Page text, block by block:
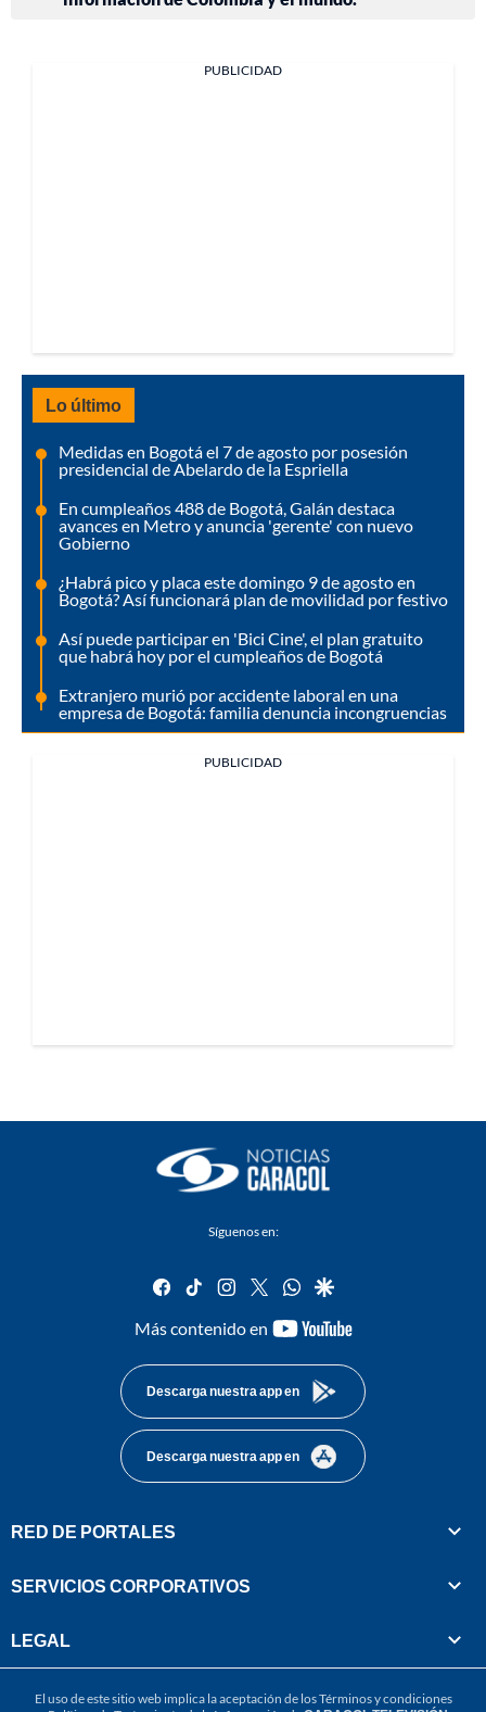
PUBLICIDAD
Lo último
Medidas en Bogotá el 7 de agosto por posesión
presidencial de Abelardo de la Espriella
En cumpleaños 488 de Bogotá, Galán destaca
avances en Metro y anuncia 'gerente' con nuevo
Gobierno
¿Habrá pico y placa este domingo 9 de agosto en
Bogotá? Así funcionará plan de movilidad por festivo
Así puede participar en 'Bici Cine', el plan gratuito
que habrá hoy por el cumpleaños de Bogotá
Extranjero murió por accidente laboral en una
empresa de Bogotá: familia denuncia incongruencias
PUBLICIDAD
Síguenos en:
facebook
tiktok instagram
twitterwhatsapp
google
Más contenido en
youtube-
Descarga nuestra app en
Descarga nuestra app en
RED DE PORTALES
SERVICIOS CORPORATIVOS
LEGAL
El uso de este sitio web implica la aceptación de losTérminos y condiciones